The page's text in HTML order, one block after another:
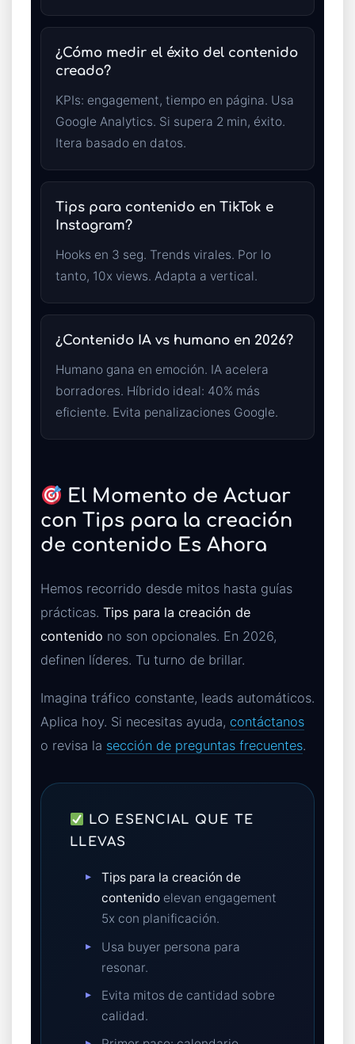
¿Cómo medir el éxito del contenido
creado?
KPIs: engagement, tiempo en página. Usa
Google Analytics. Si supera 2 min, éxito.
Itera basado en datos.
Tips para contenido en TikTok e
Instagram?
Hooks en 3 seg. Trends virales. Por lo
tanto, 10x views. Adapta a vertical.
¿Contenido IA vs humano en 2026?
Humano gana en emoción. IA acelera
borradores. Híbrido ideal: 40% más
eficiente. Evita penalizaciones Google.
El Momento de Actuar
con Tips para la creación
de contenido Es Ahora
Hemos recorrido desde mitos hasta guías
prácticas. Tips para la creación de
contenido no son opcionales. En 2026,
definen líderes. Tu turno de brillar.
Imagina tráfico constante, leads automáticos.
Aplica hoy. Si necesitas ayuda, contáctanos
o revisa la sección de preguntas frecuentes.
LO ESENCIAL QUE TE
LLEVAS
Tips para la creación de
contenido elevan engagement
5x con planificación.
Usa buyer persona para
resonar.
Evita mitos de cantidad sobre
calidad.